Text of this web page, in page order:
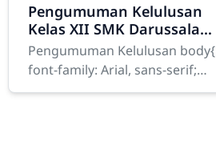
Pengumuman Kelulusan
Kelas XII SMK Darussalam
Balapulang Tahun
2025/2026
Pengumuman Kelulusan body{
font-family: Arial, sans-serif;
background:#ffffff; color:#333;